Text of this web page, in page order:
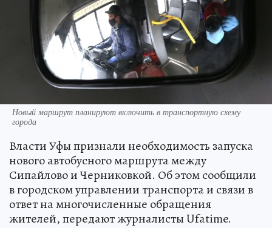
Новый маршрут планируют включить в транспортную схему
города
Власти Уфы признали необходимость запуска
нового автобусного маршрута между
Сипайлово и Черниковкой. Об этом сообщили
в городском управлении транспорта и связи в
ответ на многочисленные обращения
жителей, передают журналисты Ufatime.